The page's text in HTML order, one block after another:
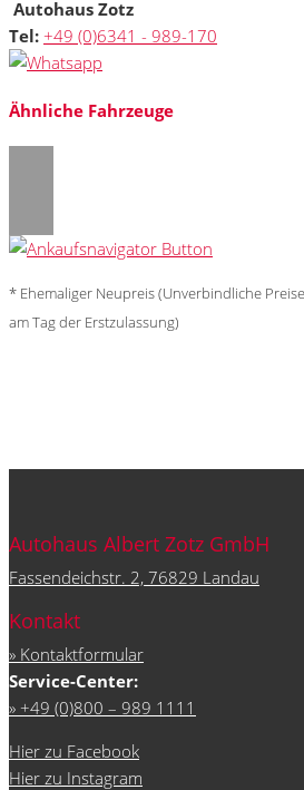
Autohaus Zotz
Tel: +49 (0)6341 - 989-170
Ähnliche Fahrzeuge
* Ehemaliger Neupreis (Unverbindliche
am Tag der Erstzulassung)
Autohaus Albert Zotz GmbH
Fassendeichstr. 2, 76829 Landau
Kontakt
» Kontaktformular
Service-Center:
» +49 (0)800 – 989 1111
Hier zu Facebook
Hier zu Instagram